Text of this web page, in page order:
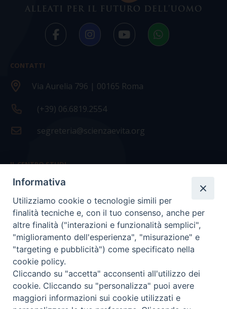
CONTATTI
Via Aurelia 796 | 00165 Roma
(+39) 06.6819.2554
segreteria@scienzaevita.org
IL CENTRO STUDI
La nostra storia
Statuto
Presidenza e ufficio presidenza
Consiglio scientifico
Coordinamento nazionale
Informativa
Utilizziamo cookie o tecnologie simili per
finalità tecniche e, con il tuo consenso, anche per
altre finalità ("interazioni e funzionalità semplici",
"miglioramento dell'esperienza", "misurazione" e
"targeting e pubblicità") come specificato nella
cookie policy.
Cliccando su "accetta" acconsenti all'utilizzo dei
cookie. Cliccando su "personalizza" puoi avere
maggiori informazioni sui cookie utilizzati e